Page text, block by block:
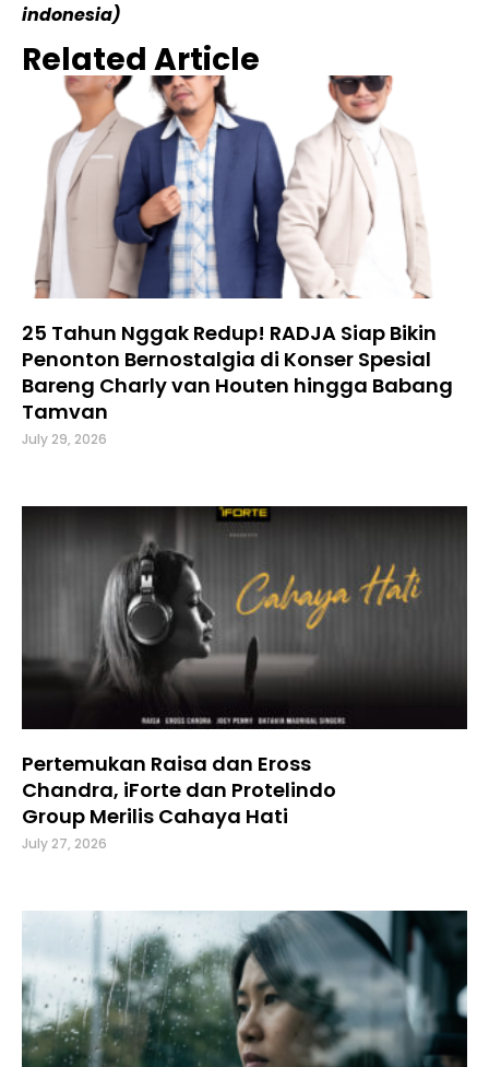
indonesia)
Related Article
25 Tahun Nggak Redup! RADJA Siap Bikin
Penonton Bernostalgia di Konser Spesial
Bareng Charly van Houten hingga Babang
Tamvan
July 29, 2026
Pertemukan Raisa dan Eross
Chandra, iForte dan Protelindo
Group Merilis Cahaya Hati
July 27, 2026